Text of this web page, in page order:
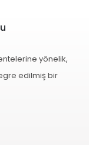
yönelik,
edilmiş bir